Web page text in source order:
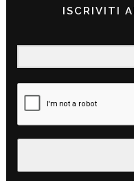
ISCRIVITI